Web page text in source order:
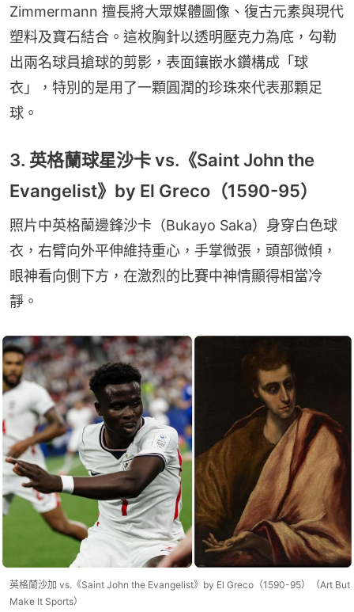
Zimmermann 擅長將大眾媒體圖像、復古元素與現代
塑料及寶石結合。這枚胸針以透明壓克力為底，勾勒
出兩名球員搶球的剪影，表面鑲嵌水鑽構成「球
衣」，特別的是用了一顆圓潤的珍珠來代表那顆足
球。
3. 英格蘭球星沙卡 vs.《Saint John the
Evangelist》by El Greco（1590-95）
照片中英格蘭邊鋒沙卡（Bukayo Saka）身穿白色球
衣，右臂向外平伸維持重心，手掌微張，頭部微傾，
眼神看向側下方，在激烈的比賽中神情顯得相當冷
靜。
英格蘭沙加 vs.《Saint John the Evangelist》by El Greco（1590-95）（Art But
Make It Sports）